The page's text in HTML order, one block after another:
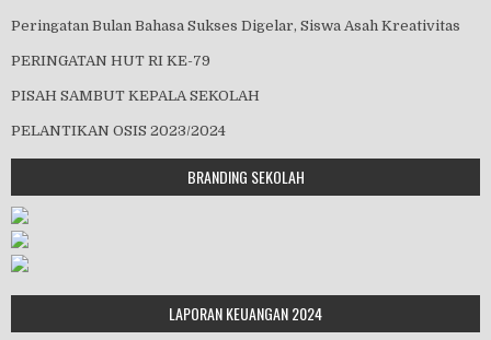
Peringatan Bulan Bahasa Sukses Digelar, Siswa Asah Kreativitas
PERINGATAN HUT RI KE-79
PISAH SAMBUT KEPALA SEKOLAH
PELANTIKAN OSIS 2023/2024
BRANDING SEKOLAH
LAPORAN KEUANGAN 2024